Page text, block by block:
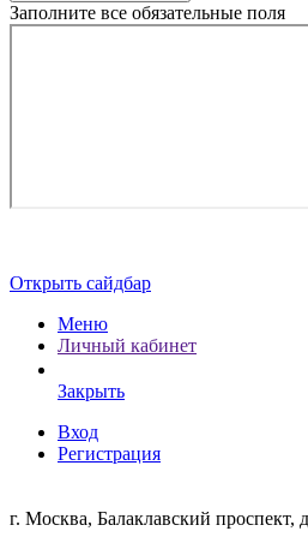
Заполните все обязательные поля
Открыть сайдбар
Меню
Личный кабинет
Закрыть
Вход
Регистрация
г. Москва, Балаклавский